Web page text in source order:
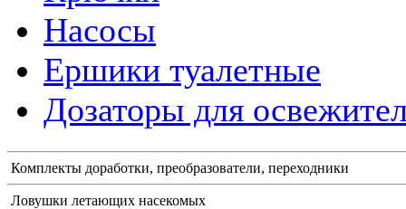
Насосы
Ершики туалетные
Дозаторы для
Комплекты доработки, преобразователи, переходники
Ловушки летающих насекомых